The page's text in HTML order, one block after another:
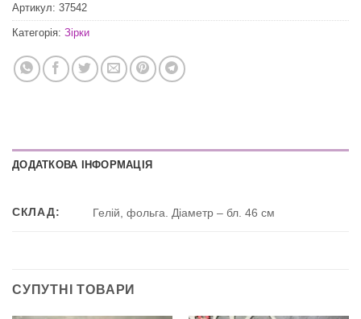
Артикул: 37542
Категорія: Зірки
ДОДАТКОВА ІНФОРМАЦІЯ
СКЛАД: Гелій, фольга. Діаметр – бл. 46 см
СУПУТНІ ТОВАРИ